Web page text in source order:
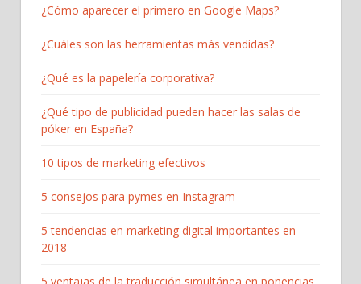
¿Cómo aparecer el primero en Google Maps?
¿Cuáles son las herramientas más vendidas?
¿Qué es la papelería corporativa?
¿Qué tipo de publicidad pueden hacer las salas de
póker en España?
10 tipos de marketing efectivos
5 consejos para pymes en Instagram
5 tendencias en marketing digital importantes en
2018